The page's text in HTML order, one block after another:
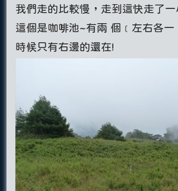
我們走的比較慢，走到這快走了一
這個是咖啡池~有兩 個﹝左右各一
時候只有右邊的還在!